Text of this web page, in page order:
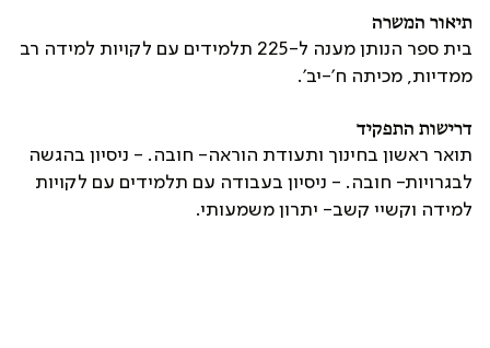
תיאור המשרה
בית ספר הנותן מענה ל-225 תלמידים עם לקויות למידה רב
ממדיות, מכיתה ח'-יב'.
דרישות התפקיד
תואר ראשון בחינוך ותעודת הוראה- חובה. - ניסיון בהגשה
לבגרויות- חובה. - ניסיון בעבודה עם תלמידים עם לקויות
למידה וקשיי קשב- יתרון משמעותי.